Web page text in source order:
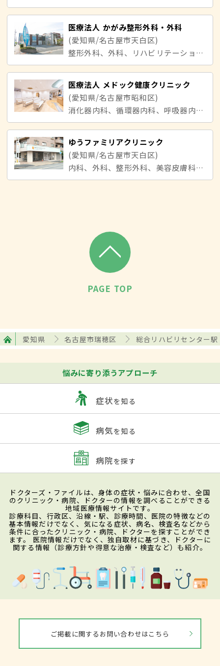
医療法人 かがみ整形外科・外科
(愛知県/名古屋市天白区)
整形外科、外科、リハビリテーション科、胃腸内科、皮膚科、泌尿器科、脳神経外科、放射線科
医療法人 メドック健康クリニック
(愛知県/名古屋市昭和区)
消化器内科、循環器内科、呼吸器内科、神経内科、整形外科、泌尿器科、婦人科、リハビリテーション科
ゆうファミリアクリニック
(愛知県/名古屋市天白区)
内科、外科、整形外科、美容皮膚科、リハビリテーション科
PAGE TOP
愛知県 名古屋市瑞穂区 総合リハビリセンター駅
悩みに寄り添うアプローチ
症状を知る
病気を知る
病院を探す
ドクターズ・ファイルは、身体の症状・悩みに合わせ、全国
のクリニック・病院、ドクターの情報を調べることができる
地域医療情報サイトです。
診療科目、行政区、沿線・駅、診療時間、医院の特徴などの
基本情報だけでなく、気になる症状、病名、検査名などから
条件に合ったクリニック・病院、ドクターを探すことができ
ます。 医院情報だけでなく、独自取材に基づき、ドクターに
関する情報（診療方針や得意な治療・検査など）も紹介。
ご掲載に関するお問い合わせはこちら